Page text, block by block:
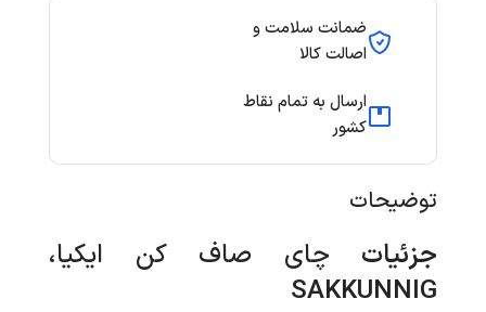
ضمانت سلامت و
اصالت کالا
ارسال به تمام نقاط
کشور
توضیحات
جزئیات چای صاف کن ایکیا،
SAKKUNNIG